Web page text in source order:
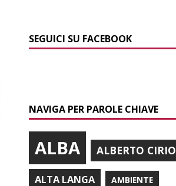
SEGUICI SU FACEBOOK
NAVIGA PER PAROLE CHIAVE
ALBA ALBERTO CIRIO
ALTA LANGA AMBIENTE